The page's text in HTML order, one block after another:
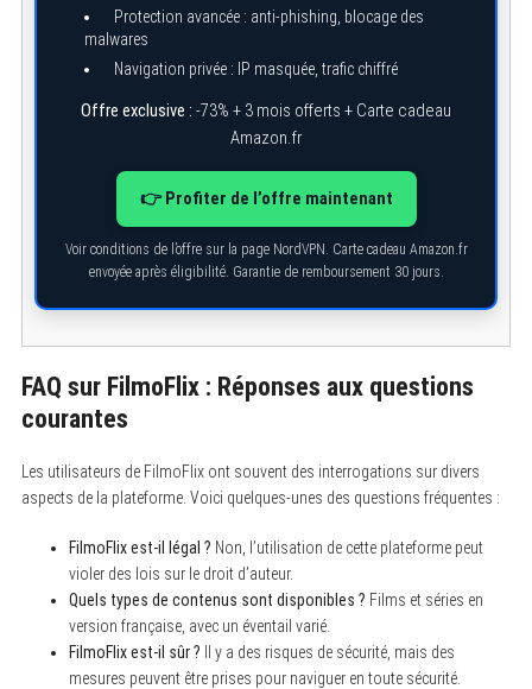
Protection avancée : anti-phishing, blocage des
malwares
Navigation privée : IP masquée, trafic chiffré
Offre exclusive : -73% + 3 mois offerts + Carte cadeau
Amazon.fr
👉 Profiter de l’offre maintenant
Voir conditions de l’offre sur la page NordVPN. Carte cadeau Amazon.fr
envoyée après éligibilité. Garantie de remboursement 30 jours.
FAQ sur FilmoFlix : Réponses aux questions
courantes
Les utilisateurs de FilmoFlix ont souvent des interrogations sur divers
aspects de la plateforme. Voici quelques-unes des questions fréquentes :
FilmoFlix est-il légal ? Non, l’utilisation de cette plateforme peut
violer des lois sur le droit d’auteur.
Quels types de contenus sont disponibles ? Films et séries en
version française, avec un éventail varié.
FilmoFlix est-il sûr ? Il y a des risques de sécurité, mais des
mesures peuvent être prises pour naviguer en toute sécurité.